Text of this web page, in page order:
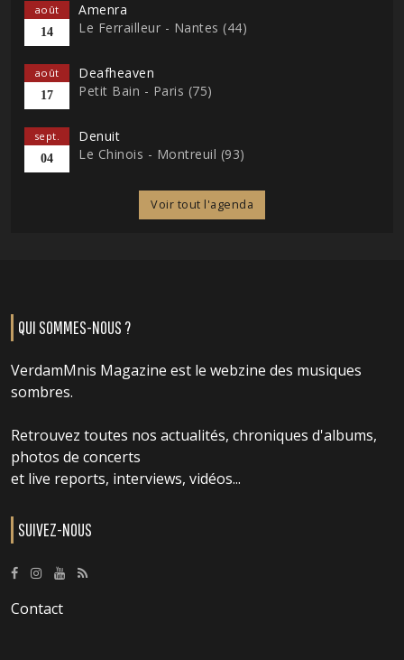
août
14
Amenra
Le Ferrailleur - Nantes (44)
août
17
Deafheaven
Petit Bain - Paris (75)
sept.
04
Denuit
Le Chinois - Montreuil (93)
Voir tout l'agenda
QUI SOMMES-NOUS ?
VerdamMnis Magazine est le webzine des musiques
sombres.
Retrouvez toutes nos actualités, chroniques d'albums,
photos de concerts
et live reports, interviews, vidéos...
SUIVEZ-NOUS
Contact